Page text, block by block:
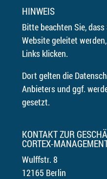
HINWEIS
Bitte beachten Sie,
Website geleitet
Links klicken.
Dort gelten die
Anbieters und ggf.
gesetzt.
KONTAKT ZUR
CORTEX-
Wulffstr. 8
12165 Berlin